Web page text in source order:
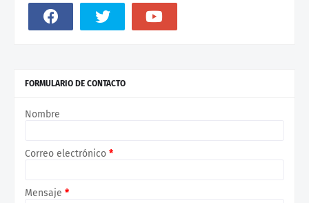
FORMULARIO DE CONTACTO
Nombre
Correo electrónico *
Mensaje *